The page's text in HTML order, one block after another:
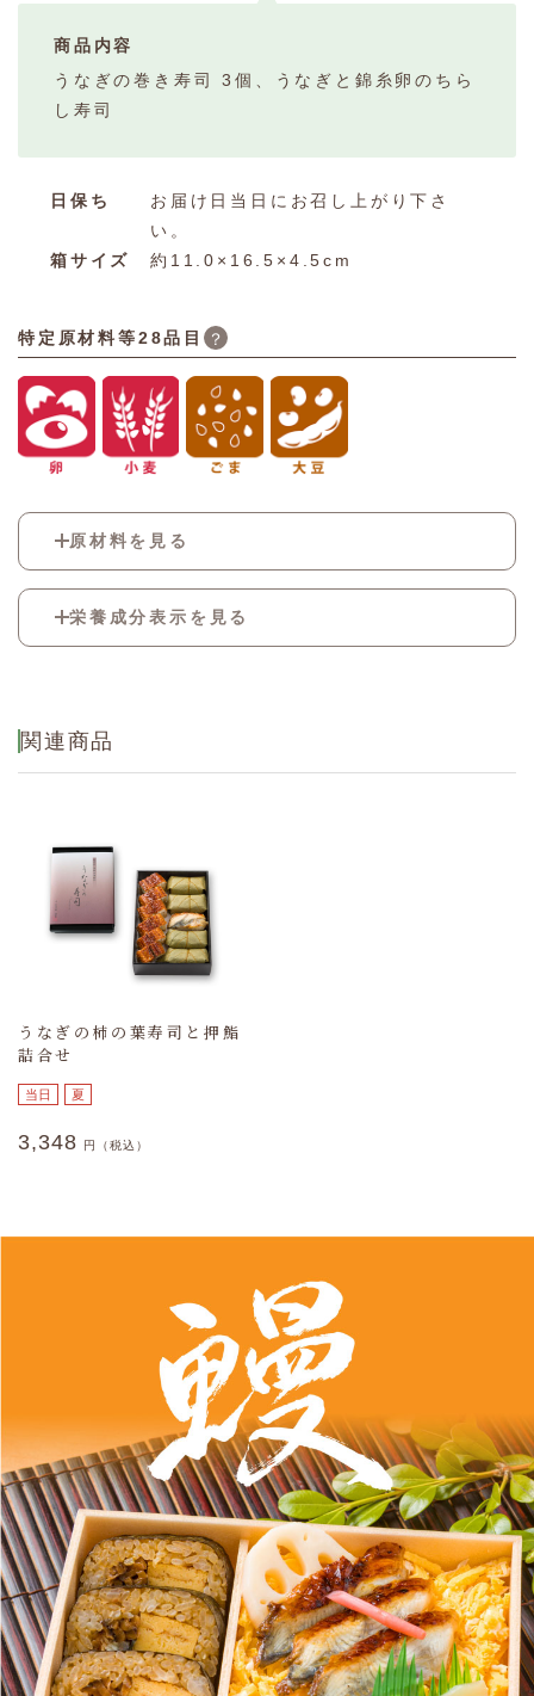
原材料を見る
液糖、砂糖、食塩)、調味液、植物油]、うなぎ
蒲焼、錦糸卵、酢蓮根、甘酢生姜、味付椎茸、
料(ソルビット、ステビア)、糊料(加工デンプ
ン、増粘多糖類)、着色料(カラメル、野菜色
酸塩)
栄養成分表示を見る
脂質 17.6g
食塩相当量
商品内容
うなぎの巻き寿司 3個、うなぎと錦糸卵のちら
し寿司
日保ち
お届け日当日にお召し上がり下さ
い。
箱サイズ
約11.0×16.5×4.5cm
特定原材料等28品目 ？
関連商品
うなぎの柿の葉寿司と押鮨
詰合せ
当日 夏
3,348 円（税込）